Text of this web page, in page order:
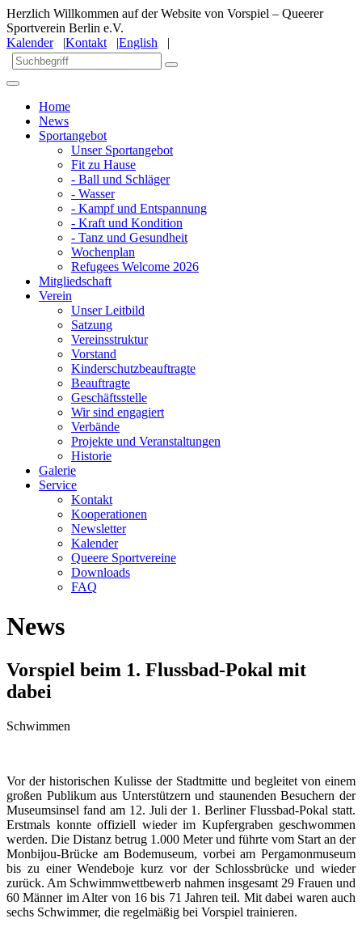
Herzlich Willkommen auf der Website von Vorspiel – Queerer
Sportverein Berlin e.V.
Kalender|Kontakt |English |
Home
News
Sportangebot
Unser Sportangebot
Fit zu Hause
- Ball und Schläger
- Wasser
- Kampf und Entspannung
- Kraft und Kondition
- Tanz und Gesundheit
Wochenplan
Refugees Welcome 2026
Mitgliedschaft
Verein
Unser Leitbild
Satzung
Vereinsstruktur
Vorstand
Kinderschutzbeauftragte
Beauftragte
Geschäftsstelle
Wir sind engagiert
Verbände
Projekte und Veranstaltungen
Historie
Galerie
Service
Kontakt
Kooperationen
Newsletter
Kalender
Queere Sportvereine
Downloads
FAQ
News
Vorspiel beim 1. Flussbad-Pokal mit
dabei
Schwimmen
Vor der historischen Kulisse der Stadtmitte und begleitet von einem
großen Publikum aus Unterstützern und staunenden Besuchern der
Museumsinsel fand am 12. Juli der 1. Berliner Flussbad-Pokal statt.
Erstmals konnte offiziell wieder im Kupfergraben geschwommen
werden. Die Distanz betrug 1.000 Meter und führte vom Start an der
Monbijou-Brücke am Bodemuseum, vorbei am Pergamonmuseum
bis zu einer Wendeboje kurz vor der Schlossbrücke und wieder
zurück. Am Schwimmwettbewerb nahmen insgesamt 29 Frauen und
60 Männer im Alter von 16 bis 71 Jahren teil. Mit dabei waren auch
sechs Schwimmer, die regelmäßig bei Vorspiel trainieren.